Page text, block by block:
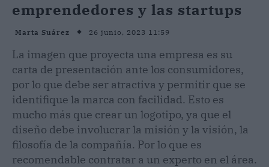
emprendedores y las startups
Marta Suárez 26 junio, 2023 11:59
La imagen que proyecta una empresa es su
carta de presentación ante los consumidores,
por lo que debe ser atractiva y permitir que se
identifique la marca con facilidad. Esto es
mucho más que crear un logotipo, ya que el
diseño debe involucrar la misión y la visión, la
filosofía de la compañía. Por lo que es
recomendable contratar a un experto en el área.